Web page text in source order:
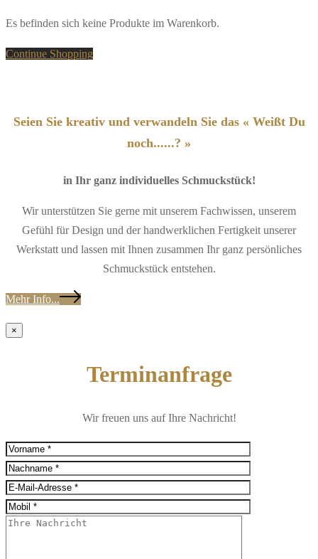
Es befinden sich keine Produkte im Warenkorb.
Continue Shopping
Seien Sie kreativ und verwandeln Sie das « Weißt Du
noch......? »
in Ihr ganz individuelles Schmuckstück!
Wir unterstützen Sie gerne mit unserem Fachwissen, unserem
Gefühl für Design und der handwerklichen Fertigkeit unserer
Werkstatt und lassen mit Ihnen zusammen Ihr ganz persönliches
Schmuckstück entstehen.
Mehr Info...
×
Terminanfrage
Wir freuen uns auf Ihre Nachricht!